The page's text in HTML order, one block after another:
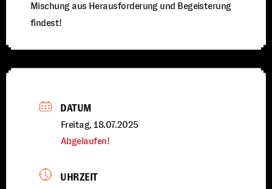
Mischung aus Herausforderung und Begeisterung
findest!
DATUM
Freitag, 18.07.2025
Abgelaufen!
UHRZEIT